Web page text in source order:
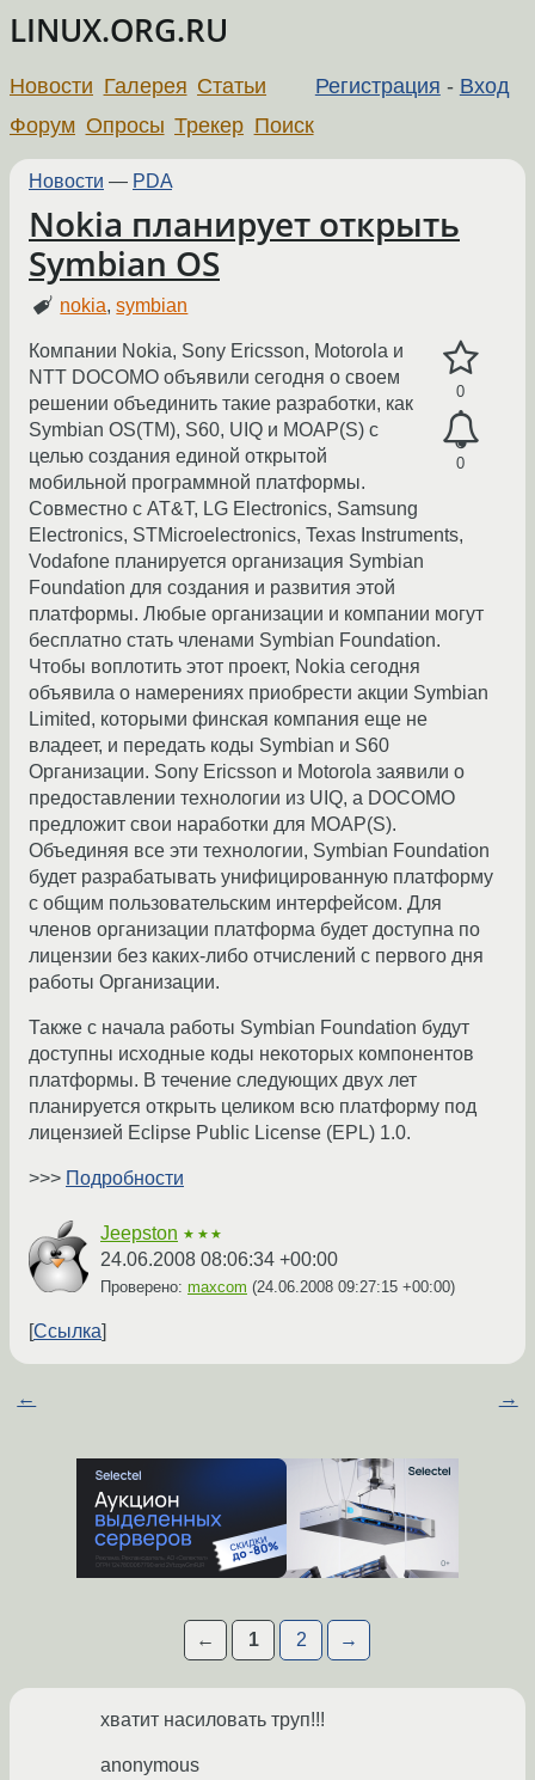
LINUX.ORG.RU
Регистрация - Вход
Новости Галерея Статьи
Форум Опросы Трекер Поиск
Новости — PDA
Nokia планирует открыть
Symbian OS
nokia,symbian
0
0
Компании Nokia, Sony Ericsson, Motorola и
NTT DOCOMO объявили сегодня о своем
решении объединить такие разработки, как
Symbian OS(TM), S60, UIQ и MOAP(S) с
целью создания единой открытой
мобильной программной платформы.
Совместно с AT&T, LG Electronics, Samsung
Electronics, STMicroelectronics, Texas Instruments,
Vodafone планируется организация Symbian
Foundation для создания и развития этой
платформы. Любые организации и компании могут
бесплатно стать членами Symbian Foundation.
Чтобы воплотить этот проект, Nokia сегодня
объявила о намерениях приобрести акции Symbian
Limited, которыми финская компания еще не
владеет, и передать коды Symbian и S60
Организации. Sony Ericsson и Motorola заявили о
предоставлении технологии из UIQ, а DOCOMO
предложит свои наработки для MOAP(S).
Объединяя все эти технологии, Symbian Foundation
будет разрабатывать унифицированную платформу
с общим пользовательским интерфейсом. Для
членов организации платформа будет доступна по
лицензии без каких-либо отчислений с первого дня
работы Организации.
Также с начала работы Symbian Foundation будут
доступны исходные коды некоторых компонентов
платформы. В течение следующих двух лет
планируется открыть целиком всю платформу под
лицензией Eclipse Public License (EPL) 1.0.
>>> Подробности
Jeepston ★★★
24.06.2008 08:06:34 +00:00
Проверено: maxcom (24.06.2008 09:27:15 +00:00)
Ссылка
← →
← 1 2 →
хватит насиловать труп!!!
anonymous